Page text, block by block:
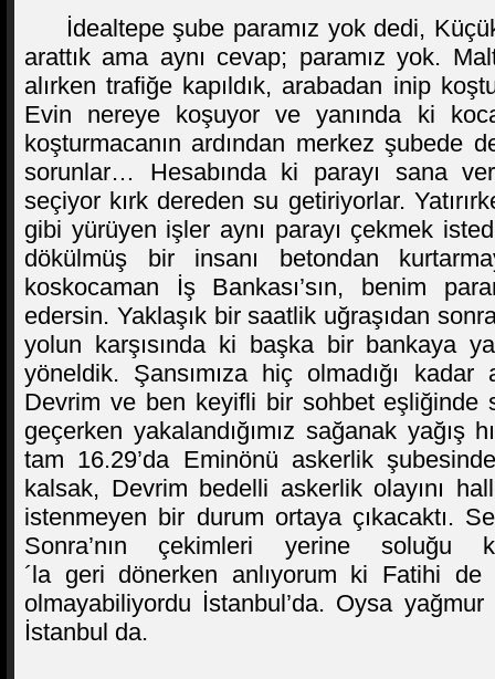
İdealtepe şube paramız yok dedi,
arattık ama aynı cevap; paramız yok.
alırken trafiğe kapıldık, arabadan inip
Evin nereye koşuyor ve yanında ki
koşturmacanın ardından merkez şubede
sorunlar… Hesabında ki parayı sana
seçiyor kırk dereden su getiriyorlar.
gibi yürüyen işler aynı parayı çekmek
dökülmüş bir insanı betondan
koskocaman İş Bankası’sın, benim
edersin. Yaklaşık bir saatlik uğraşıdan
yolun karşısında ki başka bir bankaya
yöneldik. Şansımıza hiç olmadığı
Devrim ve ben keyifli bir sohbet eşliğinde
geçerken yakalandığımız sağanak yağış
tam 16.29’da Eminönü askerlik
kalsak, Devrim bedelli askerlik olayını
istenmeyen bir durum ortaya çıkacaktı.
Sonra’nın çekimleri yerine soluğu
´la geri dönerken anlıyorum ki Fatihi
olmayabiliyordu İstanbul’da. Oysa
İstanbul da.